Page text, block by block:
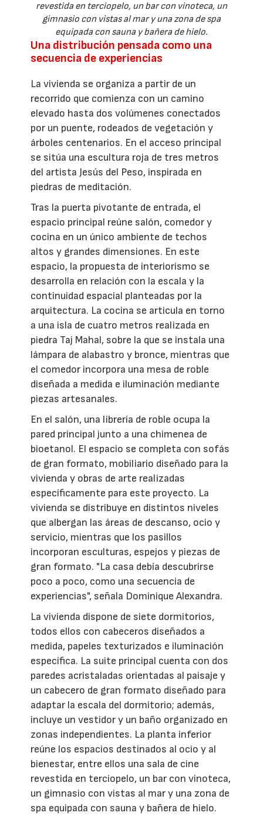
revestida en terciopelo, un bar con vinoteca, un
gimnasio con vistas al mar y una zona de spa
equipada con sauna y bañera de hielo.
Una distribución pensada como una
secuencia de experiencias
La vivienda se organiza a partir de un
recorrido que comienza con un camino
elevado hasta dos volúmenes conectados
por un puente, rodeados de vegetación y
árboles centenarios. En el acceso principal
se sitúa una escultura roja de tres metros
del artista Jesús del Peso, inspirada en
piedras de meditación.
Tras la puerta pivotante de entrada, el
espacio principal reúne salón, comedor y
cocina en un único ambiente de techos
altos y grandes dimensiones. En este
espacio, la propuesta de interiorismo se
desarrolla en relación con la escala y la
continuidad espacial planteadas por la
arquitectura. La cocina se articula en torno
a una isla de cuatro metros realizada en
piedra Taj Mahal, sobre la que se instala una
lámpara de alabastro y bronce, mientras que
el comedor incorpora una mesa de roble
diseñada a medida e iluminación mediante
piezas artesanales.
En el salón, una librería de roble ocupa la
pared principal junto a una chimenea de
bioetanol. El espacio se completa con sofás
de gran formato, mobiliario diseñado para la
vivienda y obras de arte realizadas
específicamente para este proyecto. La
vivienda se distribuye en distintos niveles
que albergan las áreas de descanso, ocio y
servicio, mientras que los pasillos
incorporan esculturas, espejos y piezas de
gran formato. "La casa debía descubrirse
poco a poco, como una secuencia de
experiencias", señala Dominique Alexandra.
La vivienda dispone de siete dormitorios,
todos ellos con cabeceros diseñados a
medida, papeles texturizados e iluminación
específica. La suite principal cuenta con dos
paredes acristaladas orientadas al paisaje y
un cabecero de gran formato diseñado para
adaptar la escala del dormitorio; además,
incluye un vestidor y un baño organizado en
zonas independientes. La planta inferior
reúne los espacios destinados al ocio y al
bienestar, entre ellos una sala de cine
revestida en terciopelo, un bar con vinoteca,
un gimnasio con vistas al mar y una zona de
spa equipada con sauna y bañera de hielo.